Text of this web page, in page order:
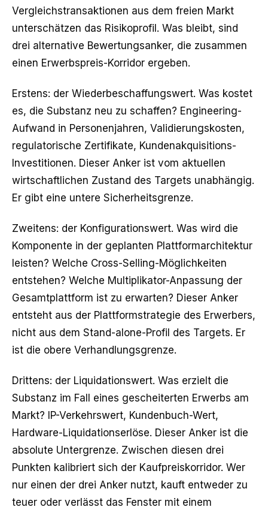
Vergleichstransaktionen aus dem freien Markt
unterschätzen das Risikoprofil. Was bleibt, sind
drei alternative Bewertungsanker, die zusammen
einen Erwerbspreis-Korridor ergeben.
Erstens: der Wiederbeschaffungswert. Was kostet
es, die Substanz neu zu schaffen? Engineering-
Aufwand in Personenjahren, Validierungskosten,
regulatorische Zertifikate, Kundenakquisitions-
Investitionen. Dieser Anker ist vom aktuellen
wirtschaftlichen Zustand des Targets unabhängig.
Er gibt eine untere Sicherheitsgrenze.
Zweitens: der Konfigurationswert. Was wird die
Komponente in der geplanten Plattformarchitektur
leisten? Welche Cross-Selling-Möglichkeiten
entstehen? Welche Multiplikator-Anpassung der
Gesamtplattform ist zu erwarten? Dieser Anker
entsteht aus der Plattformstrategie des Erwerbers,
nicht aus dem Stand-alone-Profil des Targets. Er
ist die obere Verhandlungsgrenze.
Drittens: der Liquidationswert. Was erzielt die
Substanz im Fall eines gescheiterten Erwerbs am
Markt? IP-Verkehrswert, Kundenbuch-Wert,
Hardware-Liquidationserlöse. Dieser Anker ist die
absolute Untergrenze. Zwischen diesen drei
Punkten kalibriert sich der Kaufpreiskorridor. Wer
nur einen der drei Anker nutzt, kauft entweder zu
teuer oder verlässt das Fenster mit einem